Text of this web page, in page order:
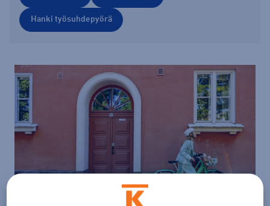
Hanki työsuhdepyörä